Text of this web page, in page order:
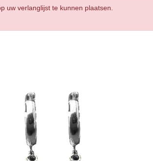
uw verlanglijst te kunnen plaatsen.